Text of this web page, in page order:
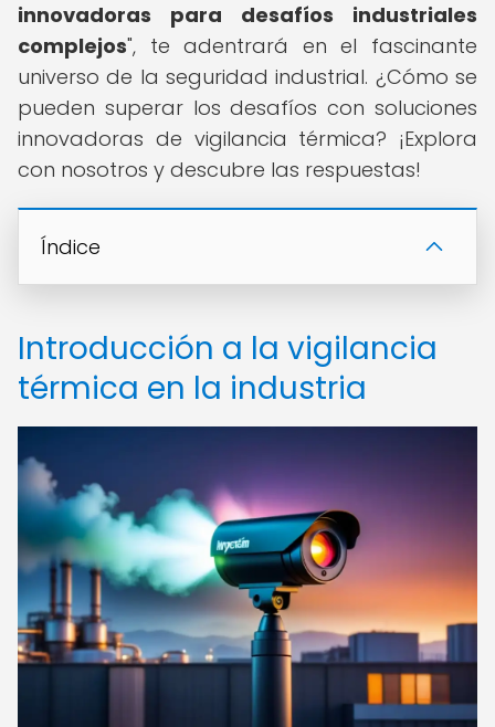
innovadoras para desafíos industriales
complejos", te adentrará en el fascinante
universo de la seguridad industrial. ¿Cómo se
pueden superar los desafíos con soluciones
innovadoras de vigilancia térmica? ¡Explora
con nosotros y descubre las respuestas!
Índice
Introducción a la vigilancia
térmica en la industria